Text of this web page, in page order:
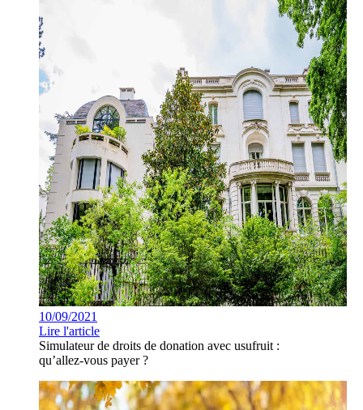
10/09/2021
Lire l'article
Simulateur de droits de donation avec usufruit :
qu’allez-vous payer ?